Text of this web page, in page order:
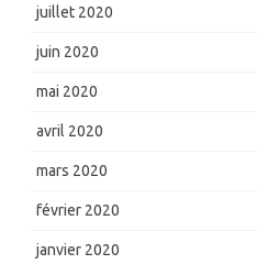
juillet 2020
juin 2020
mai 2020
avril 2020
mars 2020
février 2020
janvier 2020